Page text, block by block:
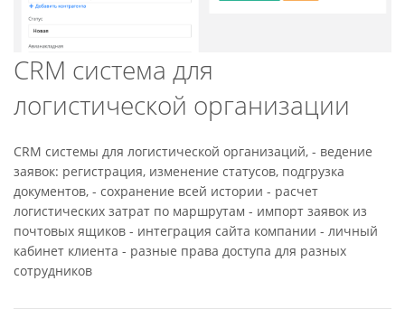
CRM система для
логистической организации
CRM системы для логистической организаций, - ведение
заявок: регистрация, изменение статусов, подгрузка
документов, - сохранение всей истории - расчет
логистических затрат по маршрутам - импорт заявок из
почтовых ящиков - интеграция сайта компании - личный
кабинет клиента - разные права доступа для разных
сотрудников